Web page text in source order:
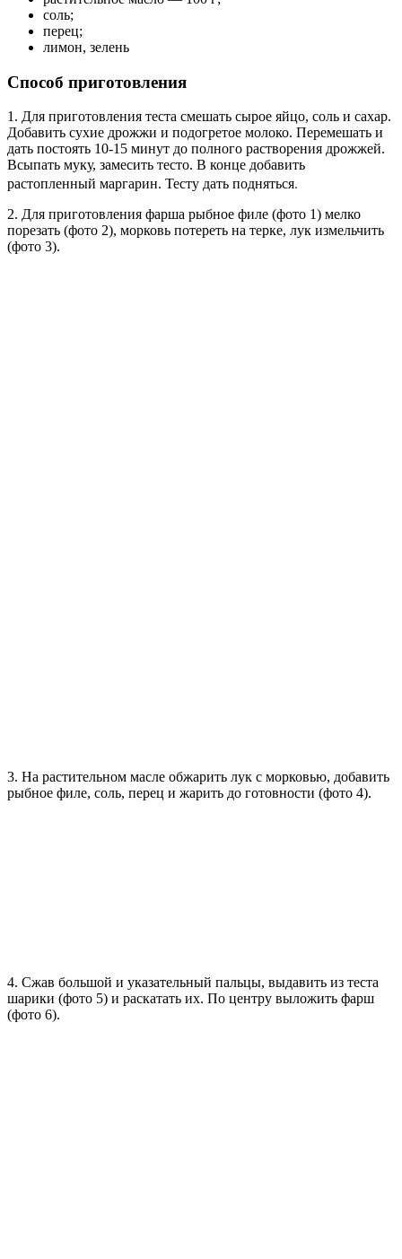
соль;
перец;
лимон, зелень
Способ приготовления
1. Для приготовления теста смешать сырое яйцо, соль и сахар.
Добавить сухие дрожжи и подогретое молоко. Перемешать и
дать постоять 10-15 минут до полного растворения дрожжей.
Всыпать муку, замесить тесто. В конце добавить
растопленный маргарин. Тесту дать подняться.
2. Для приготовления фарша рыбное филе (фото 1) мелко
порезать (фото 2), морковь потереть на терке, лук измельчить
(фото 3).
3. На растительном масле обжарить лук с морковью, добавить
рыбное филе, соль, перец и жарить до готовности (фото 4).
4. Сжав большой и указательный пальцы, выдавить из теста
шарики (фото 5) и раскатать их. По центру выложить фарш
(фото 6).